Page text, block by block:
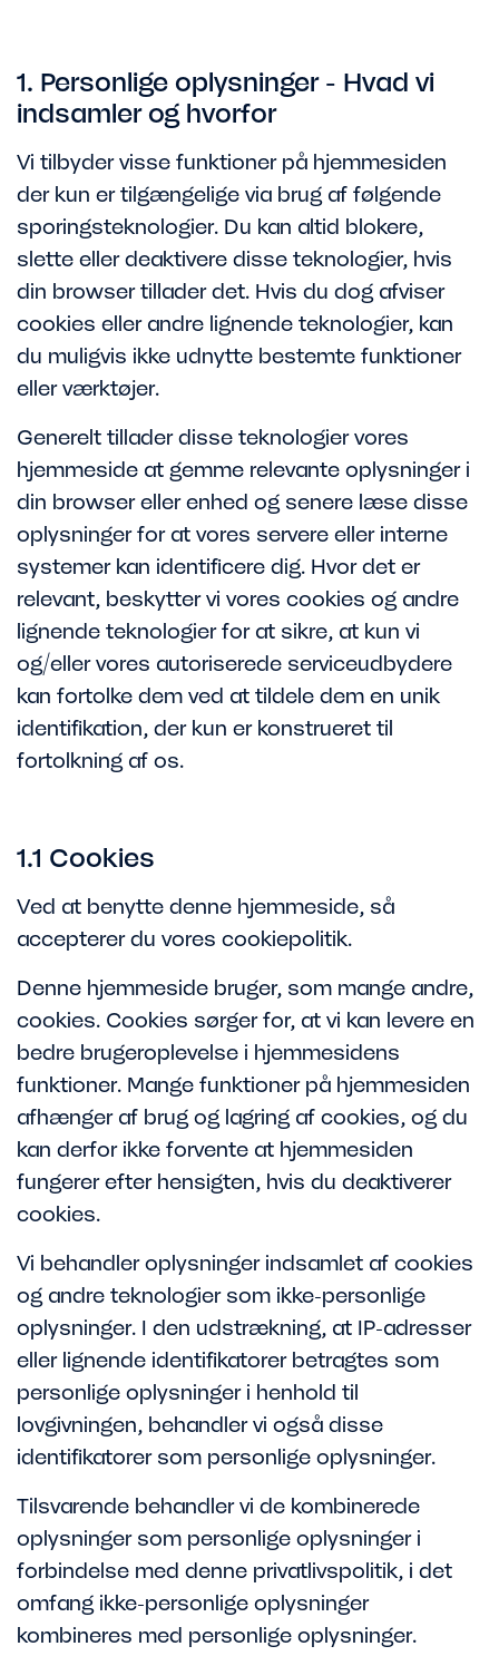
1. Personlige oplysninger - Hvad vi
indsamler og hvorfor
Vi tilbyder visse funktioner på hjemmesiden
der kun er tilgængelige via brug af følgende
sporingsteknologier. Du kan altid blokere,
slette eller deaktivere disse teknologier, hvis
din browser tillader det. Hvis du dog afviser
cookies eller andre lignende teknologier, kan
du muligvis ikke udnytte bestemte funktioner
eller værktøjer.
Generelt tillader disse teknologier vores
hjemmeside at gemme relevante oplysninger i
din browser eller enhed og senere læse disse
oplysninger for at vores servere eller interne
systemer kan identificere dig. Hvor det er
relevant, beskytter vi vores cookies og andre
lignende teknologier for at sikre, at kun vi
og/eller vores autoriserede serviceudbydere
kan fortolke dem ved at tildele dem en unik
identifikation, der kun er konstrueret til
fortolkning af os.
1.1 Cookies
Ved at benytte denne hjemmeside, så
accepterer du vores cookiepolitik.
Denne hjemmeside bruger, som mange andre,
cookies. Cookies sørger for, at vi kan levere en
bedre brugeroplevelse i hjemmesidens
funktioner. Mange funktioner på hjemmesiden
afhænger af brug og lagring af cookies, og du
kan derfor ikke forvente at hjemmesiden
fungerer efter hensigten, hvis du deaktiverer
cookies.
Vi behandler oplysninger indsamlet af cookies
og andre teknologier som ikke-personlige
oplysninger. I den udstrækning, at IP-adresser
eller lignende identifikatorer betragtes som
personlige oplysninger i henhold til
lovgivningen, behandler vi også disse
identifikatorer som personlige oplysninger.
Tilsvarende behandler vi de kombinerede
oplysninger som personlige oplysninger i
forbindelse med denne privatlivspolitik, i det
omfang ikke-personlige oplysninger
kombineres med personlige oplysninger.